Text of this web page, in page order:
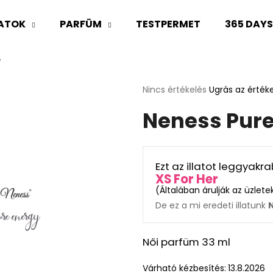
PARFÜM TESTPERMET 365 DAYS
A
átlagos
értékelése
ből
csillag.
Nincs értékelés Ugrás az
Neness
Ezt az illatot
XS For Her
(Általában árulják az
De ez a mi eredeti illatunk
Női parfüm 33 ml
Várható kézbesítés: 13.8.2026
KERESÉS